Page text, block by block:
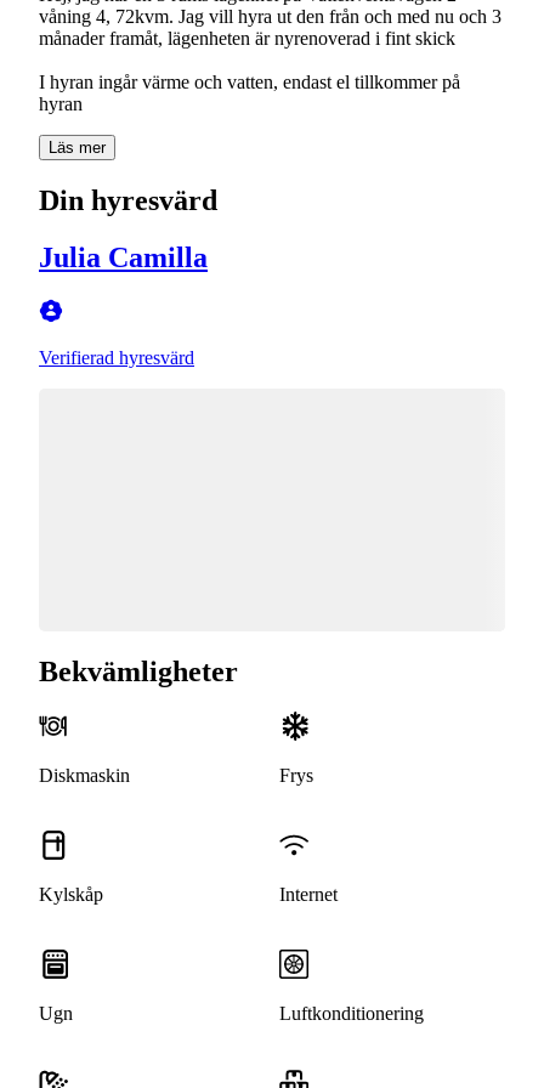
våning 4, 72kvm. Jag vill hyra ut den från och med nu och 3
månader framåt, lägenheten är nyrenoverad i fint skick
I hyran ingår värme och vatten, endast el tillkommer på
hyran
Läs mer
Din hyresvärd
Julia Camilla
Verifierad hyresvärd
Bekvämligheter
Diskmaskin Frys
Kylskåp Internet
Ugn Luftkonditionering